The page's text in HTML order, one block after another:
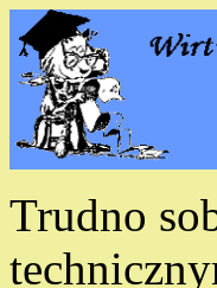
Trudno